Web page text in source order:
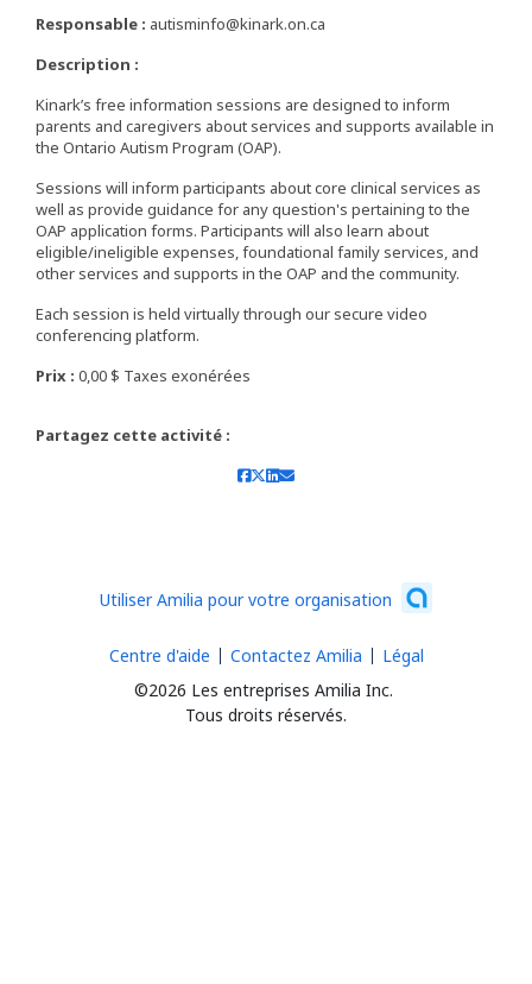
Responsable : autisminfo@kinark.on.ca
Description :
Kinark’s free information sessions are designed to inform
parents and caregivers about services and supports available in
the Ontario Autism Program (OAP).
Sessions will inform participants about core clinical services as
well as provide guidance for any question's pertaining to the
OAP application forms. Participants will also learn about
eligible/ineligible expenses, foundational family services, and
other services and supports in the OAP and the community.
Each session is held virtually through our secure video
conferencing platform.
Prix : 0,00 $ Taxes exonérées
Partagez cette activité :
Utiliser Amilia pour votre organisation
©2026 Les entreprises Amilia Inc.
Tous droits réservés.
Centre d'aide Contactez Amilia Légal